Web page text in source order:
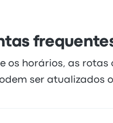
os horários, as
ser atualizados